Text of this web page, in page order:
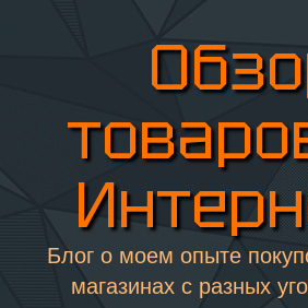
Блог о моем опыте
магазинах с разных